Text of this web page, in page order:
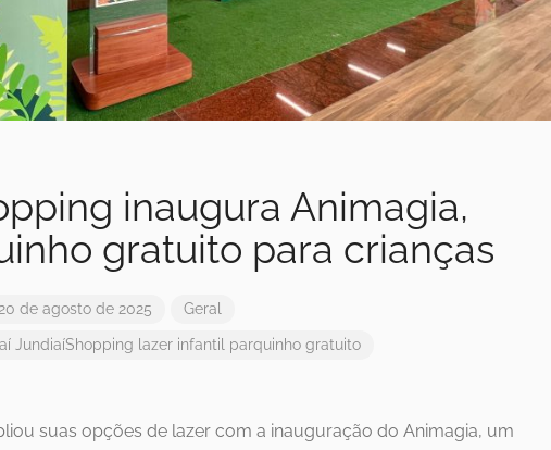
inaugura Animagia,
gratuito para crianças
20 de agosto de 2025 Geral
JundiaíShopping lazer infantil parquinho gratuito
suas opções de lazer com a inauguração do Animagia, um